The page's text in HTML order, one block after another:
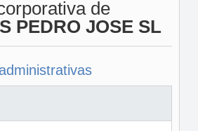
de
PEDRO JOSE SL